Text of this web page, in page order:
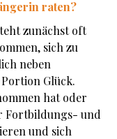
raten?
zunächst oft
sich zu
neben
Glück.
hat oder
Fortbildungs- und
und sich